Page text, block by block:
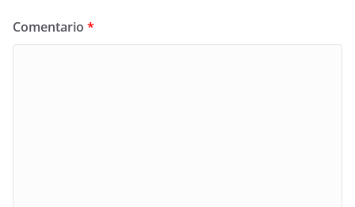
Comentario *